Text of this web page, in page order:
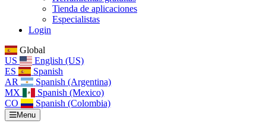
Tienda de aplicaciones
Especialistas
Login
Global
US
English (US)
ES
Spanish
AR
Spanish (Argentina)
MX
Spanish (Mexico)
CO
Spanish (Colombia)
Menu